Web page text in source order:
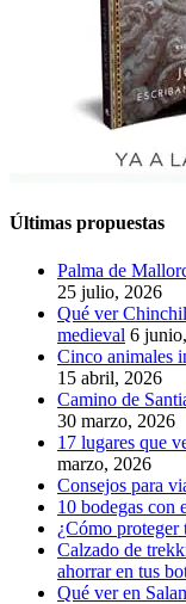
Últimas propuestas
Palma de
25 julio, 2026
Qué ver
medieval 6
Cinco animales
15 abril, 2026
Camino de
30 marzo, 2026
17 lugares que
marzo, 2026
Consejos para
10 bodegas con
¿Cómo proteger
Calzado de
ahorrar en tus
Qué ver en